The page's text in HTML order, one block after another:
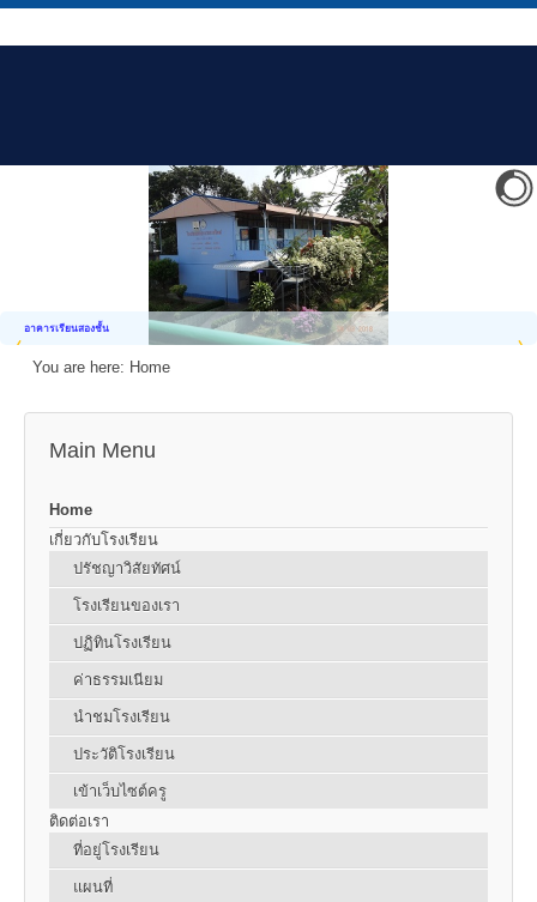
อาคารเรียนสองชั้น
You are here: Home
Main Menu
Home
เกี่ยวกับโรงเรียน
ปรัชญาวิสัยทัศน์
โรงเรียนของเรา
ปฏิทินโรงเรียน
ค่าธรรมเนียม
นำชมโรงเรียน
ประวัติโรงเรียน
เข้าเว็บไซต์ครู
ติดต่อเรา
ที่อยู่โรงเรียน
แผนที่